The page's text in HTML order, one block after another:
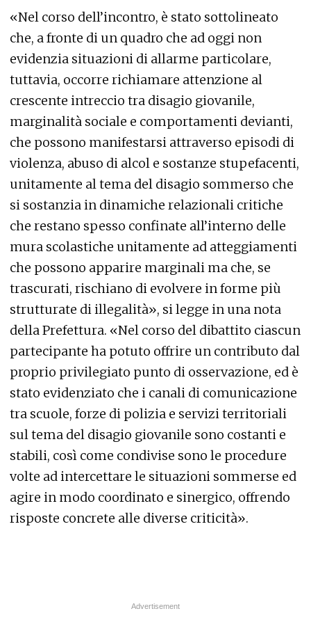
«Nel corso dell’incontro, è stato sottolineato
che, a fronte di un quadro che ad oggi non
evidenzia situazioni di allarme particolare,
tuttavia, occorre richiamare attenzione al
crescente intreccio tra disagio giovanile,
marginalità sociale e comportamenti devianti,
che possono manifestarsi attraverso episodi di
violenza, abuso di alcol e sostanze stupefacenti,
unitamente al tema del disagio sommerso che
si sostanzia in dinamiche relazionali critiche
che restano spesso confinate all’interno delle
mura scolastiche unitamente ad atteggiamenti
che possono apparire marginali ma che, se
trascurati, rischiano di evolvere in forme più
strutturate di illegalità», si legge in una nota
della Prefettura. «Nel corso del dibattito ciascun
partecipante ha potuto offrire un contributo dal
proprio privilegiato punto di osservazione, ed è
stato evidenziato che i canali di comunicazione
tra scuole, forze di polizia e servizi territoriali
sul tema del disagio giovanile sono costanti e
stabili, così come condivise sono le procedure
volte ad intercettare le situazioni sommerse ed
agire in modo coordinato e sinergico, offrendo
risposte concrete alle diverse criticità».